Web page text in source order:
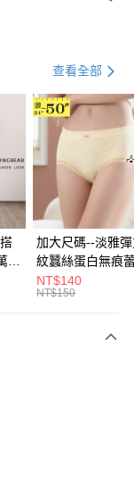
用無須另外申請。
日，確認付款後即完
認頁面所載為準。
過，訂單將自動取
式。 讓您購物簡單
查看全部
加大尺碼--淡雅
紋蠶絲蛋白無痕
角內褲(白.粉.藍.
3L)-L28眼圈熊中
NT$140
NT$150